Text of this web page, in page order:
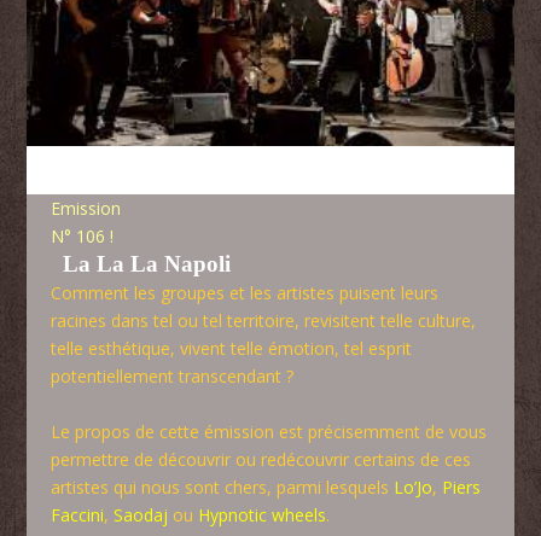
Emission
N° 106 !
La La La Napoli
Comment les groupes et les artistes puisent leurs
racines dans tel ou tel territoire, revisitent telle culture,
telle esthétique, vivent telle émotion, tel esprit
potentiellement transcendant ?
Le propos de cette émission est précisemment de vous
permettre de découvrir ou redécouvrir certains de ces
artistes qui nous sont chers, parmi lesquels Lo’Jo, Piers
Faccini, Saodaj ou Hypnotic wheels.